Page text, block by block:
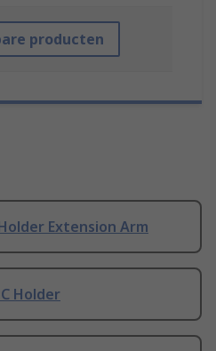
producten
Extension Arm
Holder